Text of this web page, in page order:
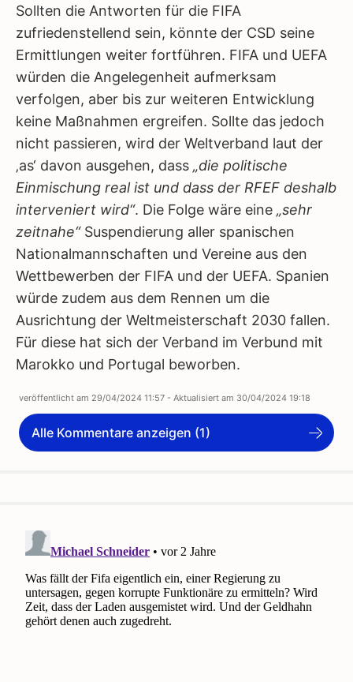
Sollten die Antworten für die FIFA
zufriedenstellend sein, könnte der CSD seine
Ermittlungen weiter fortführen. FIFA und UEFA
würden die Angelegenheit aufmerksam
verfolgen, aber bis zur weiteren Entwicklung
keine Maßnahmen ergreifen. Sollte das jedoch
nicht passieren, wird der Weltverband laut der
‚as‘ davon ausgehen, dass „die politische
Einmischung real ist und dass der RFEF deshalb
interveniert wird“. Die Folge wäre eine „sehr
zeitnahe“Suspendierung aller spanischen
Nationalmannschaften und Vereine aus den
Wettbewerben der FIFA und der UEFA. Spanien
würde zudem aus dem Rennen um die
Ausrichtung der Weltmeisterschaft 2030 fallen.
Für diese hat sich der Verband im Verbund mit
Marokko und Portugal beworben.
veröffentlicht am 29/04/2024 11:57 - Aktualisiert am 30/04/2024 19:18
Alle Kommentare anzeigen (1)